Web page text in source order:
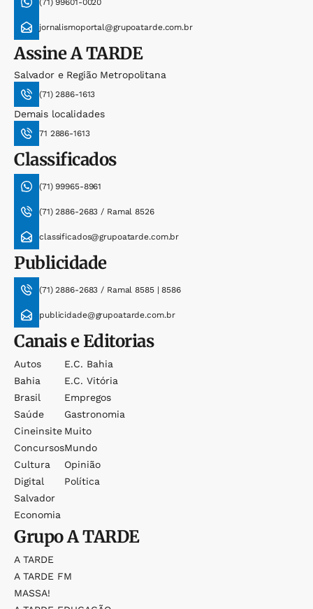
(71) 99601-0020
jornalismoportal@grupoatarde.com.br
AssineA TARDE
Salvador e Região Metropolitana
(71) 2886-1613
Demais localidades
71 2886-1613
Classificados
(71) 99965-8961
(71) 2886-2683 / Ramal 8526
classificados@grupoatarde.com.br
Publicidade
(71) 2886-2683 / Ramal 8585 | 8586
publicidade@grupoatarde.com.br
Canais e Editorias
Autos
Bahia
Brasil
Saúde
Cineinsite
Concursos
Cultura
Digital
Salvador
Economia
E.c. Bahia
E.c. Vitória
Empregos
Gastronomia
Muito
Mundo
Opinião
Política
GrupoA TARDE
A TARDE
A TARDE FM
MASSA!